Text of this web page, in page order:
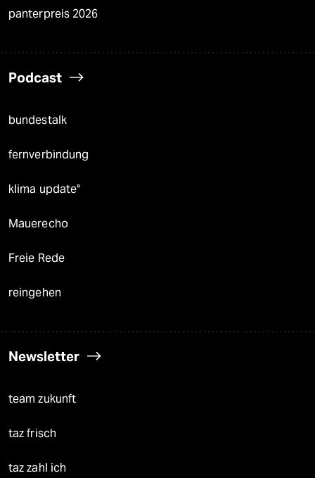
panterpreis 2026
Podcast
bundestalk
fernverbindung
klima update°
Mauerecho
Freie Rede
reingehen
Newsletter
team zukunft
taz frisch
taz zahl ich